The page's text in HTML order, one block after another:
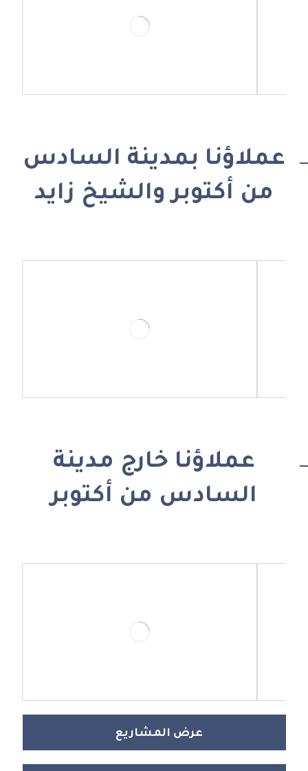
عملاؤنا بمدينة السادس
من أكتوبر والشيخ زايد
عملاؤنا خارج مدينة
السادس من أكتوبر
عرض المشاريع